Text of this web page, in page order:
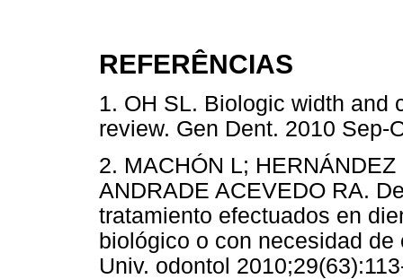
REFERÊNCIAS
1. OH SL. Biologic width and
review. Gen Dent. 2010
2. MACHÓN L;
ANDRADE ACEVEDO RA.
tratamiento efectuados en
biológico o con necesidad
Univ. odontol